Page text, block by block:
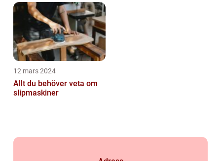
12 mars 2024
Allt du behöver veta om
slipmaskiner